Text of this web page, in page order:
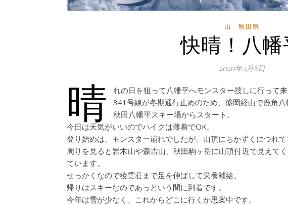
山 秋田県
快晴！八幡
2020年3月8日
晴
れの日を狙って八幡平へモンスター捜しに行って来
341号線が冬期通行止めのため、盛岡経由で鹿角八
秋田八幡平スキー場からスタート。
今日は天気がいいのでハイクは薄着でOK。
登り始めは、モンスター崩れでしたが、山頂にちかずくにつれて
周りを見ると岩木山や森吉山、秋田駒ヶ岳に山頂付近で見えて
ています。
せっかくなので稜雲荘まで足を伸ばして栄養補給。
帰りはスキーなのであっという間に到着です。
今年は雪が少なく、これからどこに行くか思案中です。